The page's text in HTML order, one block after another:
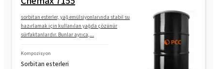
sorbitan esterler, yağ emülsiyonlarında stabil su
hazırlamak için kullanılan yağda çözünür
sürfaktanlardır. Bunlar ayrıca,...
Kompozisyon
Sorbitan esterleri